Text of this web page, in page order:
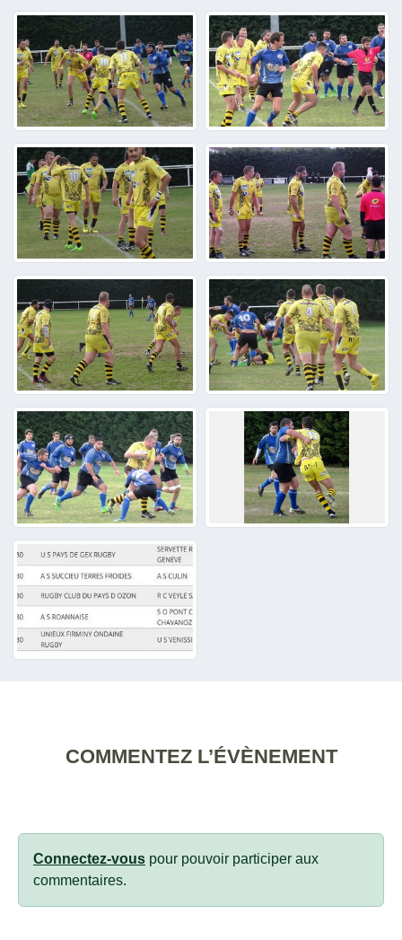
COMMENTEZ L’ÉVÈNEMENT
Connectez-vous pour pouvoir participer aux
commentaires.